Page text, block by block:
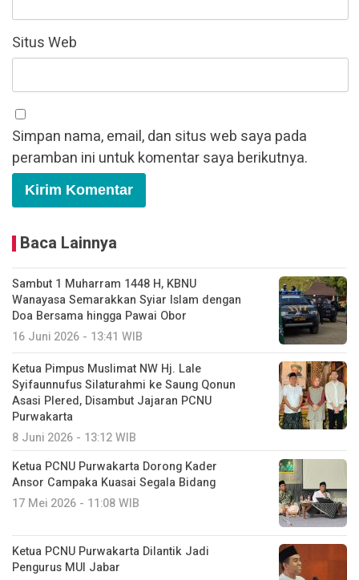
Situs Web
Simpan nama, email, dan situs web saya pada
peramban ini untuk komentar saya berikutnya.
Baca Lainnya
Sambut 1 Muharram 1448 H, KBNU
Wanayasa Semarakkan Syiar Islam dengan
Doa Bersama hingga Pawai Obor
16 Juni 2026 - 13:41 WIB
Ketua Pimpus Muslimat NW Hj. Lale
Syifaunnufus Silaturahmi ke Saung Qonun
Asasi Plered, Disambut Jajaran PCNU
Purwakarta
8 Juni 2026 - 13:12 WIB
Ketua PCNU Purwakarta Dorong Kader
Ansor Campaka Kuasai Segala Bidang
17 Mei 2026 - 11:08 WIB
Ketua PCNU Purwakarta Dilantik Jadi
Pengurus MUI Jabar